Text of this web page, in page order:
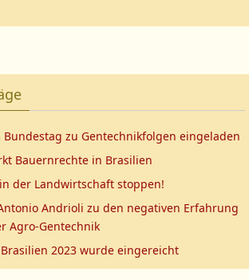
zu Gentechnikfolgen eingeladen
Bauernrechte in Brasilien
der Landwirtschaft stoppen!
Andrioli zu den negativen Erfahrung
Agro-Gentechnik
2023 wurde eingereicht